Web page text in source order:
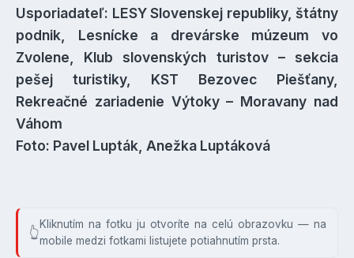
Usporiadateľ: LESY Slovenskej republiky, štátny
podnik, Lesnícke a drevárske múzeum vo
Zvolene, Klub slovenských turistov – sekcia
pešej turistiky, KST Bezovec Piešťany,
Rekreačné zariadenie Výtoky – Moravany nad
Váhom
Foto: Pavel Lupták, Anežka Luptáková
Kliknutím na fotku ju otvoríte na celú obrazovku — na
mobile medzi fotkami listujete potiahnutím prsta.